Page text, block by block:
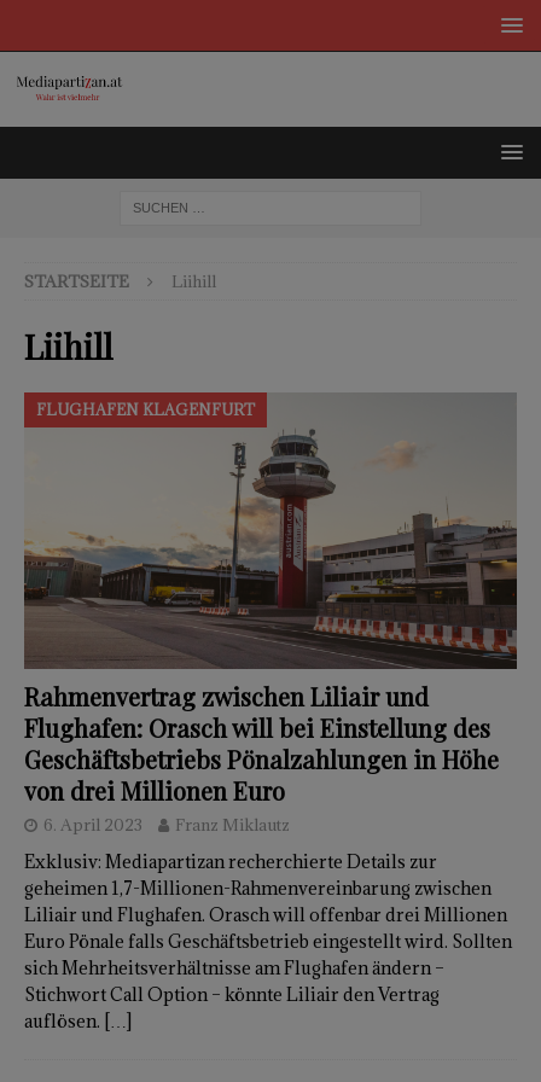
STARTSEITE Liihill
Liihill
FLUGHAFEN KLAGENFURT
Rahmenvertrag zwischen Liliair und
Flughafen: Orasch will bei Einstellung des
Geschäftsbetriebs Pönalzahlungen in Höhe
von drei Millionen Euro
6. April 2023 Franz Miklautz
Exklusiv: Mediapartizan recherchierte Details zur
geheimen 1,7-Millionen-Rahmenvereinbarung zwischen
Liliair und Flughafen. Orasch will offenbar drei Millionen
Euro Pönale falls Geschäftsbetrieb eingestellt wird. Sollten
sich Mehrheitsverhältnisse am Flughafen ändern –
Stichwort Call Option – könnte Liliair den Vertrag
auflösen. […]